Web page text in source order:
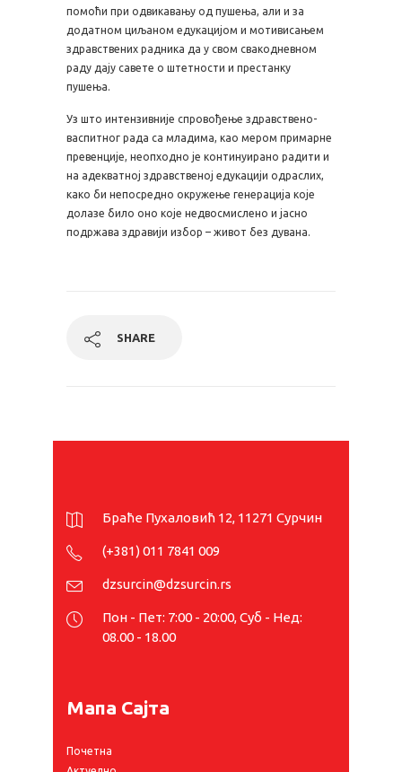
помоћи при одвикавању од пушења, али и за
додатном циљаном едукацијом и мотивисањем
здравствених радника да у свом свакодневном
раду дају савете о штетности и престанку
пушења.
Уз што интензивније спровођење здравствено-
васпитног рада са младима, као мером примарне
превенције, неопходно је континуирано радити и
на адекватној здравственој едукацији одраслих,
како би непосредно окружење генерација које
долазе било оно које недвосмислено и јасно
подржава здравији избор – живот без дувана.
SHARE
Браће Пухаловић 12, 11271 Сурчин
(+381) 011 7841 009
dzsurcin@dzsurcin.rs
Пон - Пет: 7:00 - 20:00, Суб - Нед:
08.00 - 18.00
Мапа Сајта
Почетна